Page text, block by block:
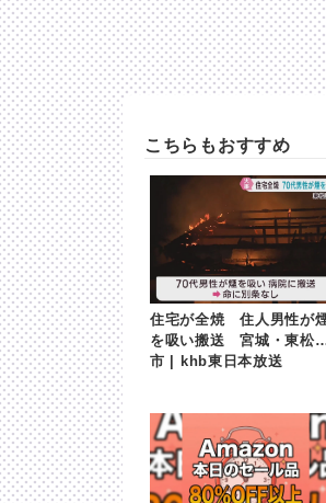
こちらもおすすめ
住宅が全焼 住人男性が
を吸い搬送 宮城・東松
市 | khb東日本放送